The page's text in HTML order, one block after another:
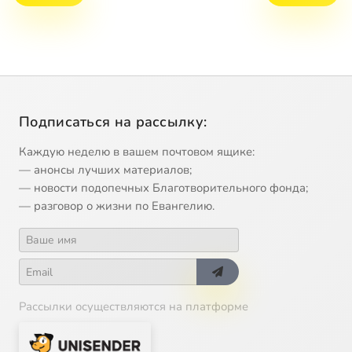
Подписаться на рассылку:
Каждую неделю в вашем почтовом ящике:
— анонсы лучших материалов;
— новости подопечных Благотворительного фонда;
— разговор о жизни по Евангелию.
Рассылки осуществляются на платформе